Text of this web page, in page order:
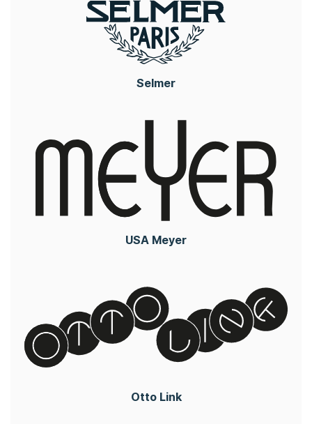
Selmer
USA Meyer
Otto Link